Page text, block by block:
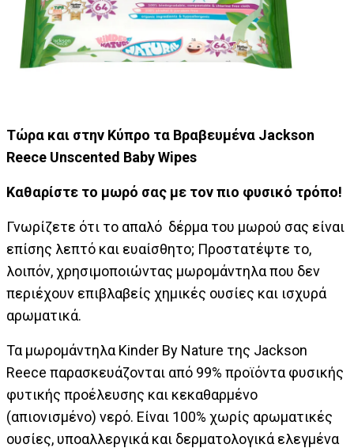
Τώρα και στην Κύπρο τα Βραβευμένα Jackson
Reece Unscented BabyWipes
Καθαρίστε το μωρό σας με τον πιο φυσικό τρόπο!
Γνωρίζετε ότι το απαλό δέρμα του μωρού σας είναι
επίσης λεπτό και ευαίσθητο; Προστατέψτε το,
λοιπόν, χρησιμοποιώντας μωρομάντηλα που δεν
περιέχουν επιβλαβείς χημικές ουσίες και ισχυρά
αρωματικά.
Τα μωρομάντηλα Kinder By Nature της Jackson
Reece παρασκευάζονται από 99% προϊόντα φυσικής
φυτικής προέλευσης και κεκαθαρμένο
(απιονισμένο) νερό. Είναι 100% χωρίς αρωματικές
ουσίες, υποαλλεργικά και δερματολογικά ελεγμένα